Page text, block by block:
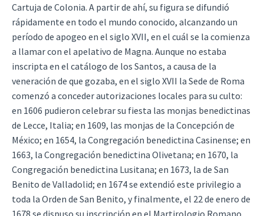
Cartuja de Colonia. A partir de ahí, su figura se difundió
rápidamente en todo el mundo conocido, alcanzando un
período de apogeo en el siglo XVII, en el cuál se la comienza
a llamar con el apelativo de Magna. Aunque no estaba
inscripta en el catálogo de los Santos, a causa de la
veneración de que gozaba, en el siglo XVII la Sede de Roma
comenzó a conceder autorizaciones locales para su culto:
en 1606 pudieron celebrar su fiesta las monjas benedictinas
de Lecce, Italia; en 1609, las monjas de la Concepción de
México; en 1654, la Congregación benedictina Casinense; en
1663, la Congregación benedictina Olivetana; en 1670, la
Congregación benedictina Lusitana; en 1673, la de San
Benito de Valladolid; en 1674 se extendió este privilegio a
toda la Orden de San Benito, y finalmente, el 22 de enero de